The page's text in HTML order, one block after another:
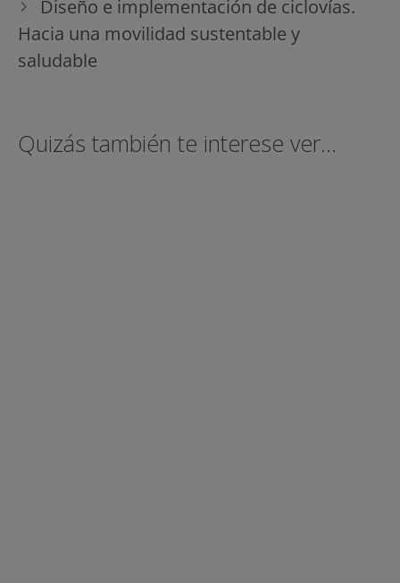
Diseño e implementación de ciclovías.
Hacia una movilidad sustentable y
saludable
Quizás también te interese ver...